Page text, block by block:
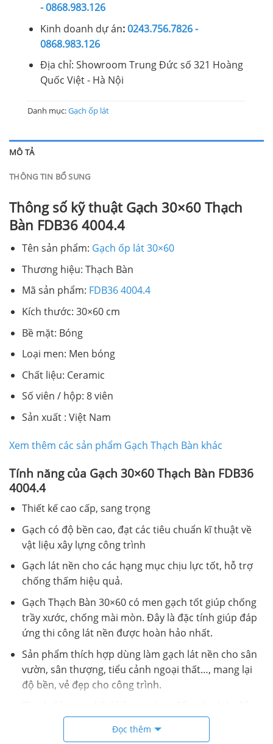
- 0868.983.126
Kinh doanh dự án:0243.756.7826 -
0868.983.126
Địa chỉ: Showroom Trung Đức số 321 Hoàng
Quốc Việt - Hà Nội
Danh mục:Gạch ốp lát
MÔ TẢ
THÔNG TIN BỔ SUNG
Thông số kỹ thuật Gạch 30×60 Thạch
Bàn FDB36 4004.4
Tên sản phẩm: Gạch ốp lát 30×60
Thương hiệu: Thạch Bàn
Mã sản phẩm: FDB36 4004.4
Kích thước: 30×60 cm
Bề mặt: Bóng
Loại men: Men bóng
Chất liệu: Ceramic
Số viên / hộp: 8 viên
Sản xuất : Việt Nam
Xem thêm các sản phẩm Gạch Thạch Bàn khác
Tính năng của Gạch 30×60 Thạch Bàn FDB36
4004.4
Thiết kế cao cấp, sang trọng
Gạch có độ bền cao, đạt các tiêu chuẩn kĩ thuật về
vật liệu xây lựng công trình
Gạch lát nền cho các hạng mục chịu lực tốt, hỗ trợ
chống thấm hiệu quả.
Gạch Thạch Bàn 30×60 có men gạch tốt giúp chống
trầy xước, chống mài mòn. Đây là đặc tính giúp đáp
ứng thi công lát nền được hoàn hảo nhất.
Sản phẩm thích hợp dùng làm gạch lát nền cho sân
vườn, sân thượng, tiểu cảnh ngoại thất…, mang lại
độ bền, vẻ đẹp cho công trình.
đầu tư một cách toàn diện nhằm phát triển, cung
cấp các sản phẩm – dịch vụ chất lượng cao, giá cả
Đọc thêm